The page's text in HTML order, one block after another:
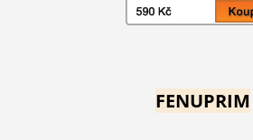
FENUPRIM